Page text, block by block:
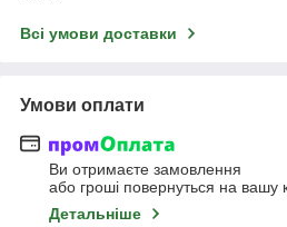
Всі умови доставки
Умови оплати
Ви отримаєте замовлення
або гроші повернуться на вашу
Детальніше